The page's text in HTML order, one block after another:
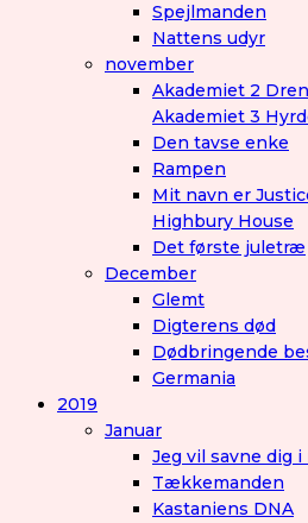
Spejlmanden
Nattens udyr
november
Akademiet 2
Akademiet 3
Den tavse enke
Rampen
Mit navn er
Highbury House
Det første juletræ
December
Glemt
Digterens død
Dødbringende
Germania
2019
Januar
Jeg vil savne dig
Tækkemanden
Kastaniens DNA